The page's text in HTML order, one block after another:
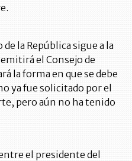
la República sigue a la
el Consejo de
la forma en que se debe
ya fue solicitado por el
pero aún no ha tenido
el presidente del